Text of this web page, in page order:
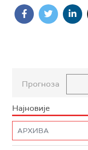
Прогноза
Најновије